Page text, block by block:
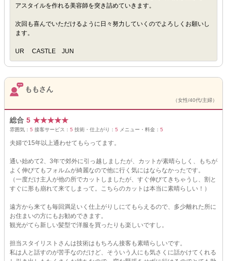
アスタイルを作れる美容師を突き詰めていきます。
次回も喜んでいただけるように日々努力していくのでよろしくお願いし
ます。
UR CASTLE JUN
ももさん
（女性/40代/主婦）
総合 5 ★★★★★
雰囲気： 5 接客サービス： 5 技術・仕上がり： 5 メニュー・料金： 5
夫婦で15年以上通わせてもらってます。
通い始めて2、3年で郊外に引っ越しましたが、カットが素晴らしく、もちが
よく伸びてもフォルムが綺麗なので他に行く気にはならなかったです。
（一度だけ主人が他の所でカットしましたが、すぐ伸びてきちゃうし、割と
すぐに形も崩れて来てしまって。こちらのカットは本当に素晴らしい！）
遠方から来ても毎回満足いく仕上がりしにてもらえるので、多少離れた所に
お住まいの方にもお勧めできます。
観光がてら新しい髪型で洋服を買ったりも楽しいですし。
担当スタイリストさんは技術はもちろん接客も素晴らしいです。
私は人と話すのが苦手なのだけど、そういう人にも気さくに話かけてくれる